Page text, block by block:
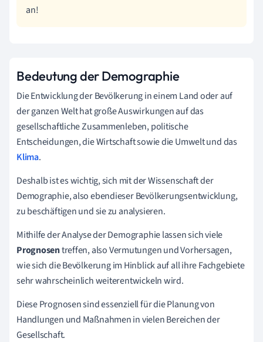
an!
Bedeutung der Demographie
Die Entwicklung der Bevölkerung in einem Land oder auf
der ganzen Welt hat große Auswirkungen auf das
gesellschaftliche Zusammenleben, politische
Entscheidungen, die Wirtschaft sowie die Umwelt und das
Klima.
Deshalb ist es wichtig, sich mit der Wissenschaft der
Demographie, also ebendieser Bevölkerungsentwicklung,
zu beschäftigen und sie zu analysieren.
Mithilfe der Analyse der Demographie lassen sich viele
Prognosentreffen, also Vermutungen und Vorhersagen,
wie sich die Bevölkerungim Hinblick auf all ihre Fachgebiete
sehr wahrscheinlich weiterentwickeln wird.
Diese Prognosen sind essenziell für die Planung von
Handlungen und Maßnahmen in vielen Bereichen der
Gesellschaft.